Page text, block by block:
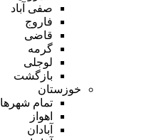
صفی آباد
فاروج
قاضی
گرمه
لوجلی
بازگشت
خوزستان
تمام شهر‌ها
اهواز
آبادان